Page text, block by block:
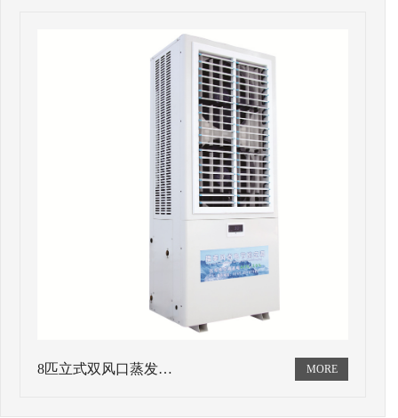
8匹立式双风口蒸发…